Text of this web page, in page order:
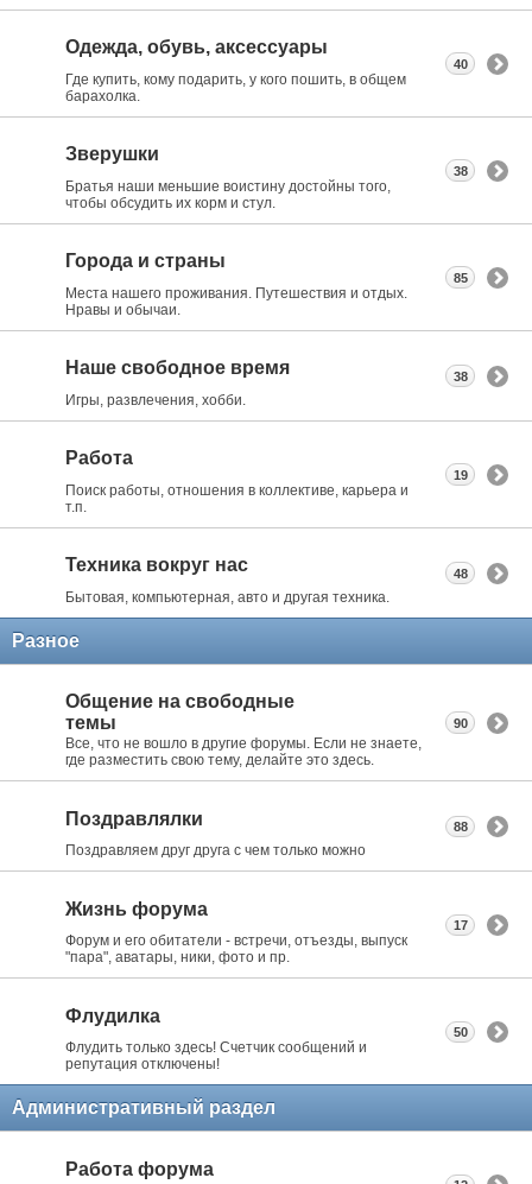
Одежда, обувь, аксессуары
Где купить, кому подарить, у кого пошить, в общем
барахолка.
40
Зверушки
Братья наши меньшие воистину достойны того,
чтобы обсудить их корм и стул.
38
Города и страны
Места нашего проживания. Путешествия и отдых.
Нравы и обычаи.
85
Наше свободное время
Игры, развлечения, хобби.
38
Работа
Поиск работы, отношения в коллективе, карьера и
т.п.
19
Техника вокруг нас
Бытовая, компьютерная, авто и другая техника.
48
Разное
Общение на свободные
темы
Все, что не вошло в другие форумы. Если не знаете,
где разместить свою тему, делайте это здесь.
90
Поздравлялки
Поздравляем друг друга с чем только можно
88
Жизнь форума
Форум и его обитатели - встречи, отъезды, выпуск
"пара", аватары, ники, фото и пр.
17
Флудилка
Флудить только здесь! Счетчик сообщений и
репутация отключены!
50
Административный раздел
Работа форума